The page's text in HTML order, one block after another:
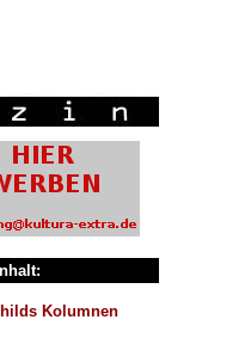
Kolumnen